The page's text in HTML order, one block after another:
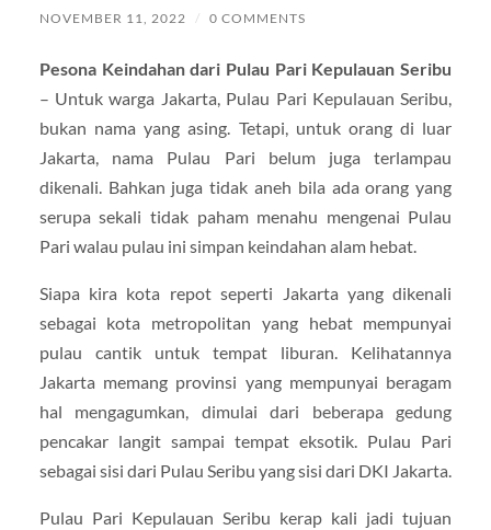
NOVEMBER 11, 2022 / 0 COMMENTS
Pesona Keindahan dari Pulau Pari Kepulauan Seribu
– Untuk warga Jakarta, Pulau Pari Kepulauan Seribu,
bukan nama yang asing. Tetapi, untuk orang di luar
Jakarta, nama Pulau Pari belum juga terlampau
dikenali. Bahkan juga tidak aneh bila ada orang yang
serupa sekali tidak paham menahu mengenai Pulau
Pari walau pulau ini simpan keindahan alam hebat.
Siapa kira kota repot seperti Jakarta yang dikenali
sebagai kota metropolitan yang hebat mempunyai
pulau cantik untuk tempat liburan. Kelihatannya
Jakarta memang provinsi yang mempunyai beragam
hal mengagumkan, dimulai dari beberapa gedung
pencakar langit sampai tempat eksotik. Pulau Pari
sebagai sisi dari Pulau Seribu yang sisi dari DKI Jakarta.
Pulau Pari Kepulauan Seribu kerap kali jadi tujuan